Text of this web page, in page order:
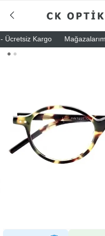
Kargo